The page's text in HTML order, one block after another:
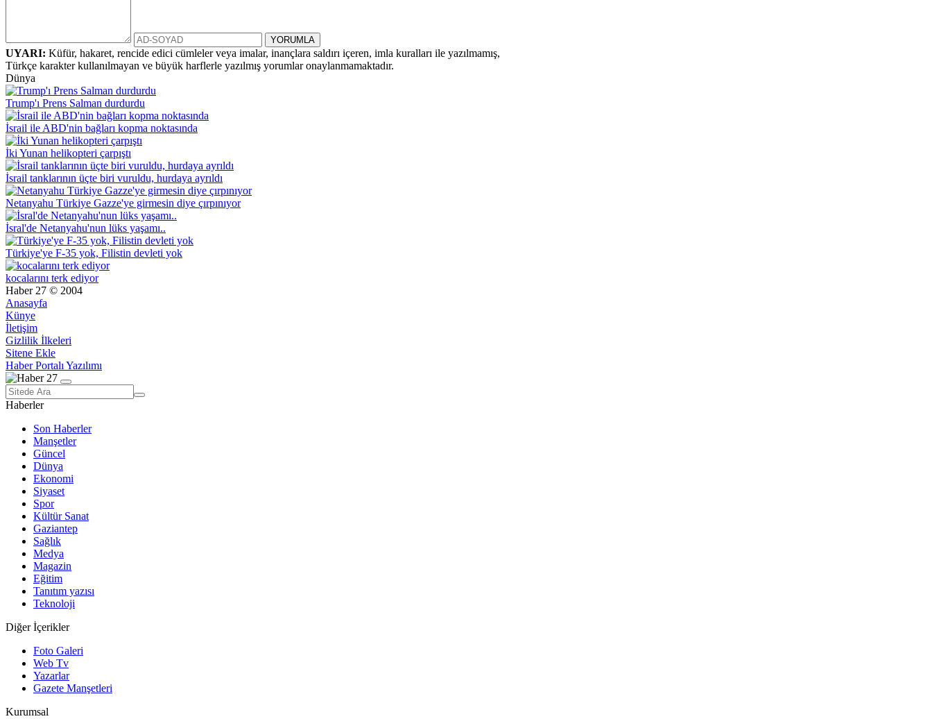
UYARI: Küfür, hakaret, rencide edici cümleler veya imalar, inançlara saldırı içeren, imla kuralları ile yazılmamış,
Türkçe karakter kullanılmayan ve büyük harflerle yazılmış yorumlar onaylanmamaktadır.
Dünya
Trump'ı Prens Salman durdurdu
İsrail ile ABD'nin bağları kopma noktasında
İki Yunan helikopteri çarpıştı
İsrail tanklarının üçte biri vuruldu, hurdaya ayrıldı
Netanyahu Türkiye Gazze'ye girmesin diye çırpınıyor
İsral'de Netanyahu'nun lüks yaşamı..
Türkiye'ye F-35 yok, Filistin devleti yok
kocalarını terk ediyor
Haber 27 © 2004
Anasayfa
Künye
İletişim
Gizlilik İlkeleri
Sitene Ekle
Haber Portalı Yazılımı
Haberler
Son Haberler
Manşetler
Güncel
Dünya
Ekonomi
Siyaset
Spor
Kültür Sanat
Gaziantep
Sağlık
Medya
Magazin
Eğitim
Tanıtım yazısı
Teknoloji
Diğer İçerikler
Foto Galeri
Web Tv
Yazarlar
Gazete Manşetleri
Kurumsal